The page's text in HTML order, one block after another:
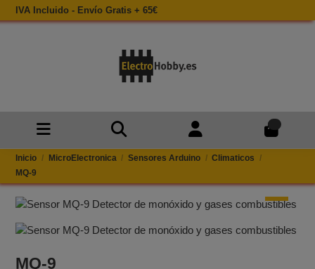
IVA Incluido - Envío Gratis + 65€
Inicio MicroElectronica Sensores Arduino
Climaticos
MQ‑9
MQ‑9